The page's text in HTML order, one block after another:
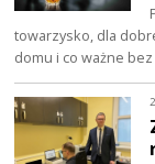
towarzysko, dla
domu i co ważne